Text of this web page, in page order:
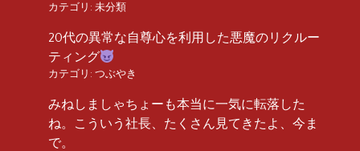
カテゴリ: 未分類
20代の異常な自尊心を利用した悪魔のリクルー
ティング
カテゴリ: つぶやき
みねしましゃちょーも本当に一気に転落した
ね。こういう社長、たくさん見てきたよ、今ま
で。